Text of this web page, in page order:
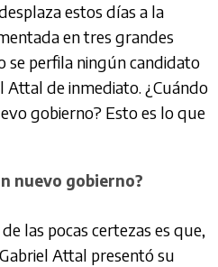
estos días a la
en tres grandes
se perfila ningún candidato
Attal de inmediato. ¿Cuándo
gobierno? Esto es lo que
nuevo gobierno?
las pocas certezas es que,
Attal presentó su